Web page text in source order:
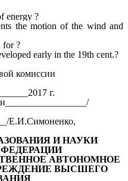
energy ?
the motion of the wind and
for ?
early in the 19th cent.?
комиссии
г.
Е.И.Симоненко,
И НАУКИ
АВТОНОМНОЕ
ВЫСШЕГО